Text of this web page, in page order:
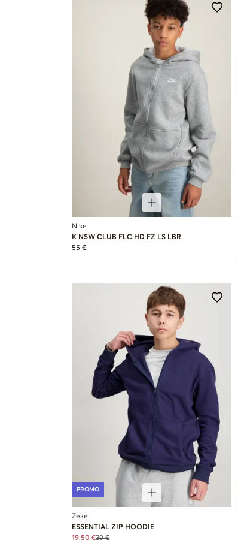
Nike
K NSW CLUB FLC HD FZ LS LBR
55 €
PROMO
Zeke
ESSENTIAL ZIP HOODIE
19,50 €39 €